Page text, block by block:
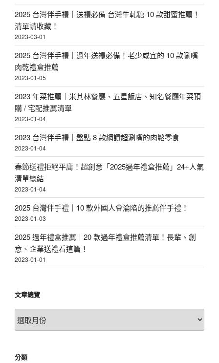
2025 台灣伴手禮｜送禮必備 台灣牛軋糖 10 款甜蜜推薦！
清單請收藏！
2023-03-01
2025 台灣伴手禮｜過年送禮必備！老少咸宜的 10 款唰嘴
肉乾禮盒推薦
2023-01-05
2023 年菜推薦｜米其林餐廳、五星飯店、知名餐廳年菜預
購 / 宅配推薦清單
2023-01-04
2023 台灣伴手禮｜盤點 8 款網讚超涮嘴的肉鬆零食
2023-01-04
春節送禮拒絕平庸！超創意「2025過年禮盒推薦」24+人氣
清單總結
2023-01-04
2025 台灣伴手禮｜10 款外國人會淪陷的推薦伴手禮！
2023-01-03
2025 過年禮盒推薦｜20 款過年禮盒推薦清單！長輩、創
意、企業送禮看這篇！
2023-01-01
文章總覽
文
章
分類